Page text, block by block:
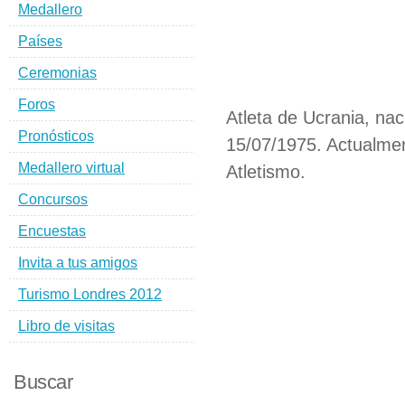
Atleta de Ucrania,
15/07/1975.
Atletismo.
Medallero
Países
Ceremonias
Foros
Pronósticos
Medallero virtual
Concursos
Encuestas
Invita a tus amigos
Turismo Londres 2012
Libro de visitas
Buscar